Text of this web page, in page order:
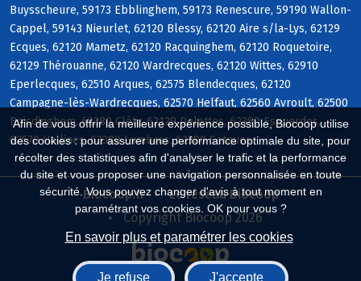
Afin de vous offrir la meilleure expérience possible, Biocoop utilise
des cookies : pour assurer une performance optimale du site, pour
récolter des statistiques afin d'analyser le trafic et la performance
du site et vous proposer une navigation personnalisée en toute
sécurité. Vous pouvez changer d'avis à tout moment en
paramétrant vos cookies. OK pour vous ?
En savoir plus et paramétrer les cookies
Je refuse J'accepte
Buysscheure, 59173 Ebblinghem, 59173 Renescure, 59190 Wallon-
Cappel, 59143 Nieurlet, 62120 Blessy, 62120 Aire s/la-Lys, 62129
Ecques, 62120 Mametz, 62120 Racquinghem, 62120 Roquetoire,
62129 Thérouanne, 62120 Wardrecques, 62120 Wittes, 62910
Eperlecques, 62510 Arques, 62575 Blendecques, 62120
Campagne-lès-Wardrecques, 62570 Helfaut, 62560 Avroult, 62500
Boisdinghem, 62380 Cléty, 62129 Delettes, 62380 Esquerdes,
62570 Hallines, 62380 Lumbres, 62380 Setques
Biocoop.fr
Le réseau Biocoop
Copyright Biocoop 2026